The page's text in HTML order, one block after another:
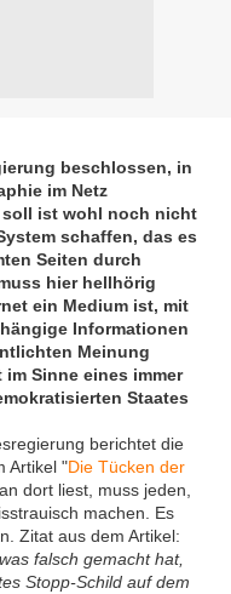
beschlossen, in
im Netz
soll ist wohl noch nicht
schaffen, das es
Seiten durch
hier hellhörig
ein Medium ist, mit
Informationen
Meinung
Sinne eines immer
Staates
berichtet die
Artikel "Die Tücken der
dort liest, muss jeden,
machen. Es
Zitat aus dem Artikel:
falsch gemacht hat,
Stopp-Schild auf dem